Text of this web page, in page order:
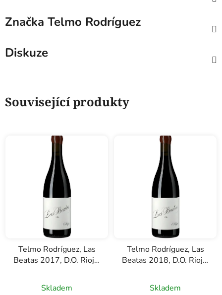
Značka Telmo Rodríguez
Diskuze
Související produkty
Telmo Rodríguez, Las
Beatas 2017, D.O. Rioja,
Skladem
Telmo Rodríguez, Las
Beatas 2018, D.O. Rioja,
Skladem